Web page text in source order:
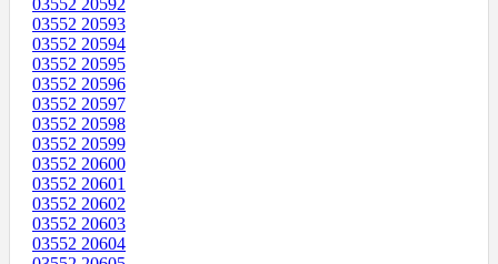
03552 20592
03552 20593
03552 20594
03552 20595
03552 20596
03552 20597
03552 20598
03552 20599
03552 20600
03552 20601
03552 20602
03552 20603
03552 20604